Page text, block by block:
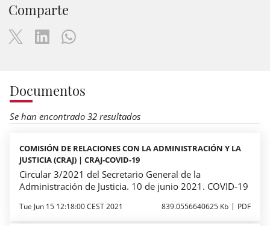
Comparte
Documentos
Se han encontrado 32 resultados
COMISIÓN DE RELACIONES CON LA ADMINISTRACIÓN Y LA
JUSTICIA (CRAJ) | CRAJ-COVID-19
Circular 3/2021 del Secretario General de la
Administración de Justicia. 10 de junio 2021. COVID-19
Tue Jun 15 12:18:00 CEST 2021 839.0556640625 Kb PDF